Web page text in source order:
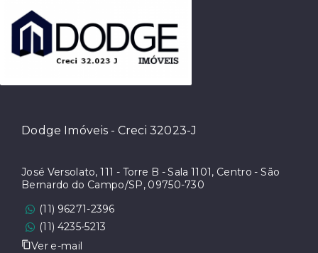
Dodge Imóveis - Creci 32023-J
José Versolato, 111 - Torre B - Sala 1101, Centro - São
Bernardo do Campo/SP, 09750-730
(11) 96271-2396
(11) 4235-5213
Ver e-mail